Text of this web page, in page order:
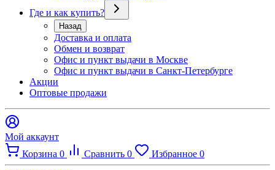
Где и как купить?
Назад
Доставка и оплата
Обмен и возврат
Офис и пункт выдачи в Москве
Офис и пункт выдачи в Санкт-Петербурге
Акции
Оптовые продажи
Мой аккаунт
Корзина 0 Сравнить 0 Избранное 0